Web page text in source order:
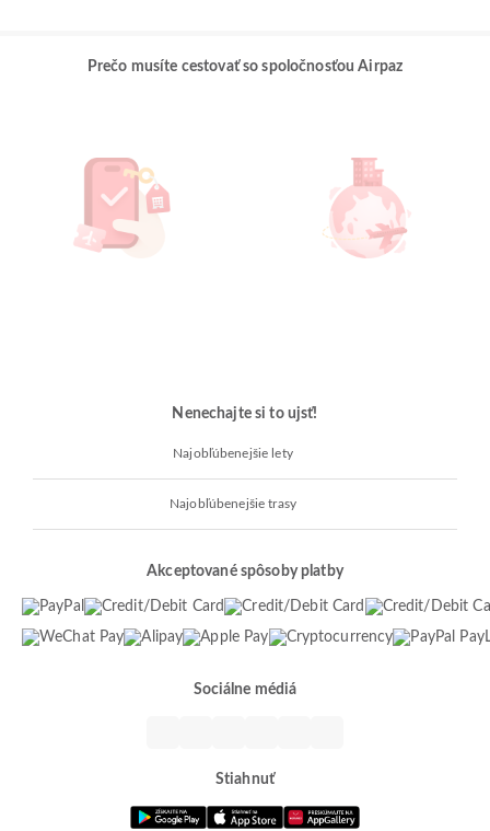
Prečo musíte cestovať so spoločnosťou Airpaz
Nenechajte si to ujsť!
Najobľúbenejšie lety
Najobľúbenejšie trasy
Akceptované spôsoby platby
Sociálne médiá
Stiahnuť